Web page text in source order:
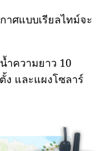
าศแบบเรียลไทม์จะ
ำความยาว 10
ง และแผงโซลาร์